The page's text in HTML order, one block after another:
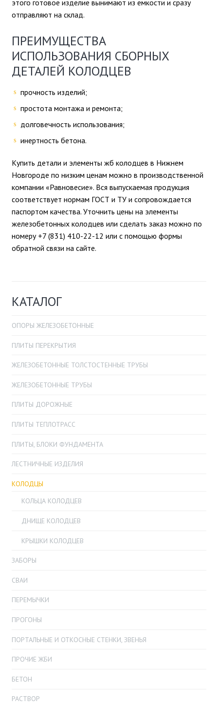
этого готовое изделие вынимают из емкости и сразу
отправляют на склад.
ПРЕИМУЩЕСТВА
ИСПОЛЬЗОВАНИЯ СБОРНЫХ
ДЕТАЛЕЙ КОЛОДЦЕВ
прочность изделий;
простота монтажа и ремонта;
долговечность использования;
инертность бетона.
Купить детали и элементы жб колодцев в Нижнем
Новгороде по низким ценам можно в производственной
компании «Равновесие». Вся выпускаемая продукция
соответствует нормам ГОСТ и ТУ и сопровождается
паспортом качества. Уточнить цены на элементы
железобетонных колодцев или сделать заказ можно по
номеру +7 (831) 410-22-12 или с помощью формы
обратной связи на сайте.
КАТАЛОГ
ОПОРЫ ЖЕЛЕЗОБЕТОННЫЕ
ПЛИТЫ ПЕРЕКРЫТИЯ
ЖЕЛЕЗОБЕТОННЫЕ ТОЛСТОСТЕННЫЕ ТРУБЫ
ЖЕЛЕЗОБЕТОННЫЕ ТРУБЫ
ПЛИТЫ ДОРОЖНЫЕ
ПЛИТЫ ТЕПЛОТРАСС
ПЛИТЫ, БЛОКИ ФУНДАМЕНТА
ЛЕСТНИЧНЫЕ ИЗДЕЛИЯ
КОЛОДЦЫ
КОЛЬЦА КОЛОДЦЕВ
ДНИЩЕ КОЛОДЦЕВ
КРЫШКИ КОЛОДЦЕВ
ЗАБОРЫ
СВАИ
ПЕРЕМЫЧКИ
ПРОГОНЫ
ПОРТАЛЬНЫЕ И ОТКОСНЫЕ СТЕНКИ, ЗВЕНЬЯ
ПРОЧИЕ ЖБИ
БЕТОН
РАСТВОР